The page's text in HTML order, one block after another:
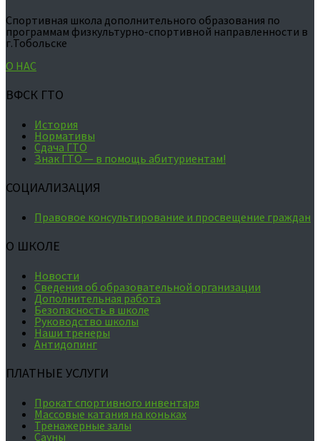
Спортивная школа дополнительного образования по
программам физкультурно-спортивной направленности в
г.Тобольске
О НАС
ВФСК ГТО
История
Нормативы
Сдача ГТО
Знак ГТО — в помощь абитуриентам!
СОЦИАЛИЗАЦИЯ
Правовое консультирование и просвещение граждан
О ШКОЛЕ
Новости
Сведения об образовательной организации
Дополнительная работа
Безопасность в школе
Руководство школы
Наши тренеры
Антидопинг
ПЛАТНЫЕ УСЛУГИ
Прокат спортивного инвентаря
Массовые катания на коньках
Тренажерные залы
Сауны